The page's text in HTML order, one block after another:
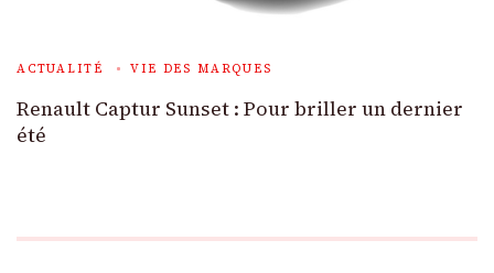
ACTUALITÉ VIE DES MARQUES
Renault Captur Sunset : Pour briller un dernier
été